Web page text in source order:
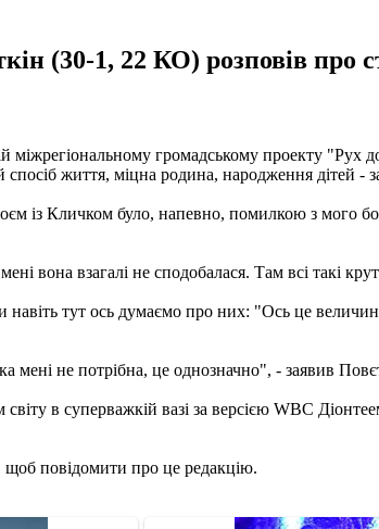
(30-1, 22 КО) розповів
міжрегіональному громадському проекту "Рух
життя, міцна родина, народження дітей -
із Кличком було, напевно, помилкою з мого
вона взагалі не сподобалася. Там всі такі
тут ось думаємо про них: "Ось це
мені не потрібна, це однозначно", - заявив
в суперважкій вазі за версією WBС
щоб повідомити про це редакцію.